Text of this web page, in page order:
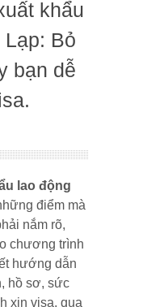
khẩu
Bỏ
bạn dễ
lao động
điểm mà
nắm rõ,
chương trình
hướng dẫn
hồ sơ, sức
xin visa, qua